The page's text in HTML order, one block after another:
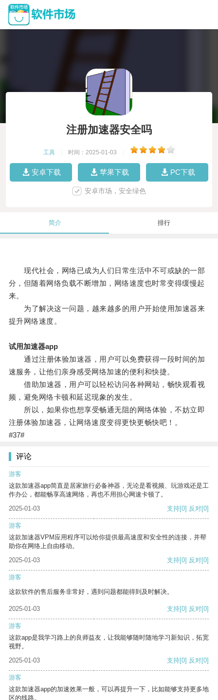
注册加速器安全吗
工具 时间：2025-01-03
安卓下载 苹果下载 PC下载
安卓市场，安全绿色
简介 排行
现代社会，网络已成为人们日常生活中不可或缺的一部
分，但随着网络负载不断增加，网络速度也时常变得缓慢起
来。
为了解决这一问题，越来越多的用户开始使用加速器来
提升网络速度。
试用加速器app
通过注册体验加速器，用户可以免费获得一段时间的加
速服务，让他们亲身感受网络加速的便利和快捷。
借助加速器，用户可以轻松访问各种网站，畅快观看视
频，避免网络卡顿和延迟现象的发生。
所以，如果你也想享受畅通无阻的网络体验，不妨立即
注册体验加速器，让网络速度变得更快更畅快吧！。
#37#
评论
游客
这款加速器app简直是居家旅行必备神器，无论是看视频、玩游戏还是工
作办公，都能畅享高速网络，再也不用担心网速卡顿了。
2025-01-03
支持[0] 反对[0]
游客
这款加速器VPM应用程序可以给你提供最高速度和安全性的连接，并帮
助你在网络上自由移动。
2025-01-03
支持[0] 反对[0]
游客
这款软件的售后服务非常好，遇到问题都能得到及时解决。
2025-01-03 支持[0] 反对[0]
游客
这款app是我学习路上的良师益友，让我能够随时随地学习新知识，拓宽
视野。
2025-01-03
支持[0] 反对[0]
游客
这款加速器app的加速效果一般，可以再提升一下，比如能够支持更多地
区的线路。